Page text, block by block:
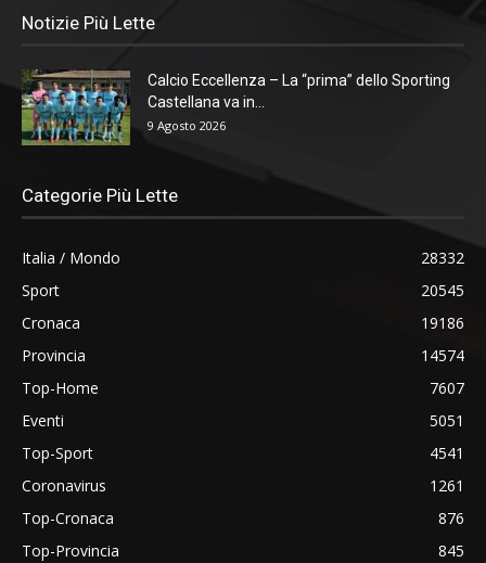
Notizie Più Lette
Calcio Eccellenza – La “prima” dello Sporting
Castellana va in...
9 Agosto 2026
Categorie Più Lette
Italia / Mondo
28332
Sport
20545
Cronaca
19186
Provincia
14574
Top-Home
7607
Eventi
5051
Top-Sport
4541
Coronavirus
1261
Top-Cronaca
876
Top-Provincia
845